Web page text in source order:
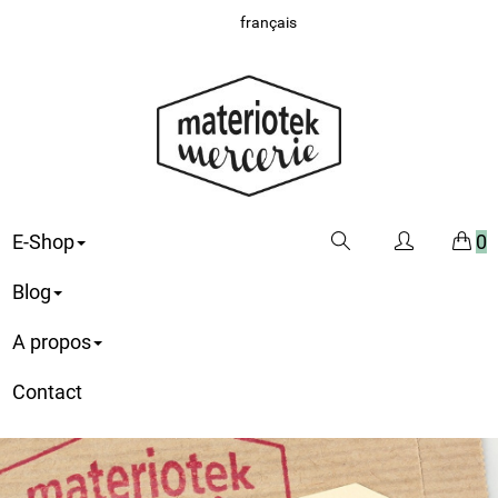
français
E-Shop
Blog
A propos
Contact
0